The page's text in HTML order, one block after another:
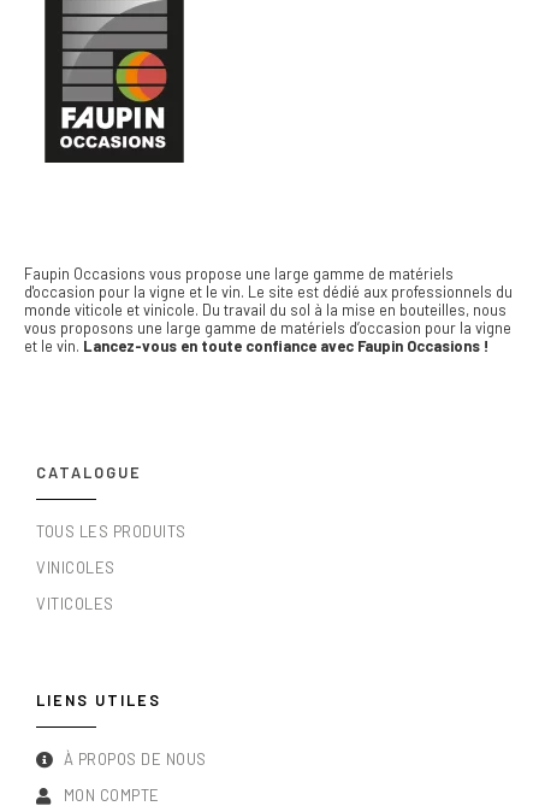
Faupin Occasions vous propose une large gamme de matériels
d'occasion pour la vigne et le vin. Le site est dédié aux professionnels du
monde viticole et vinicole. Du travail du sol à la mise en bouteilles, nous
vous proposons une large gamme de matériels d’occasion pour la vigne
et le vin. Lancez-vous en toute confiance avec Faupin Occasions !
CATALOGUE
TOUS LES PRODUITS
VINICOLES
VITICOLES
LIENS UTILES
À PROPOS DE NOUS
MON COMPTE